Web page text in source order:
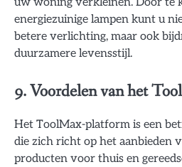
energiezuinige lampen kunt u
betere verlichting, maar ook
duurzamere levensstijl.
9. Voordelen van het
Het ToolMax-platform is een
die zich richt op het aanbieden
producten voor thuis en